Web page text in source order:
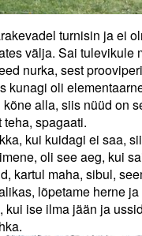
turnisin ja ei
välja. Sai tulevikule
nurka, sest
kunagi oli
alla, siis nüüd on
spagaati.
kui kuidagi ei saa,
oli see aeg, kui
kartul maha, sibul,
lõpetame herne
kui ise ilma jään ja